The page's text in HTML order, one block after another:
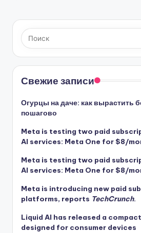
Свежие записи
Огурцы на даче: как вырастить
пошагово
Meta is testing two paid
AI services: Meta One for $8/
Meta is testing two paid
AI services: Meta One for $8/
Meta is introducing new paid
platforms, reports TechCrunch.
Liquid AI has released a
designed for consumer devices